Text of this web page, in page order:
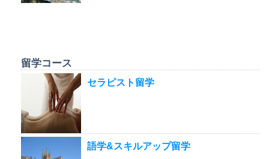
留学コース
セラピスト留学
語学&スキルアップ留学